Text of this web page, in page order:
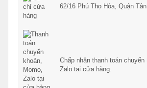
62/16 Phú Thọ Hòa, Quận
Chấp nhận thanh toán chuyển
Zalo tại cửa hàng.